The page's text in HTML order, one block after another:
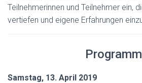
Teilnehmerinnen und Teilnehmer ein,
vertiefen und eigene Erfahrungen
Programm
Samstag, 13. April 2019